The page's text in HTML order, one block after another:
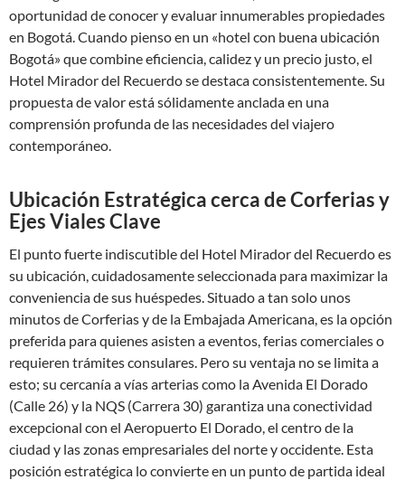
oportunidad de conocer y evaluar innumerables propiedades
en Bogotá. Cuando pienso en un «hotel con buena ubicación
Bogotá» que combine eficiencia, calidez y un precio justo, el
Hotel Mirador del Recuerdo se destaca consistentemente. Su
propuesta de valor está sólidamente anclada en una
comprensión profunda de las necesidades del viajero
contemporáneo.
Ubicación Estratégica cerca de Corferias y
Ejes Viales Clave
El punto fuerte indiscutible del Hotel Mirador del Recuerdo es
su ubicación, cuidadosamente seleccionada para maximizar la
conveniencia de sus huéspedes. Situado a tan solo unos
minutos de Corferias y de la Embajada Americana, es la opción
preferida para quienes asisten a eventos, ferias comerciales o
requieren trámites consulares. Pero su ventaja no se limita a
esto; su cercanía a vías arterias como la Avenida El Dorado
(Calle 26) y la NQS (Carrera 30) garantiza una conectividad
excepcional con el Aeropuerto El Dorado, el centro de la
ciudad y las zonas empresariales del norte y occidente. Esta
posición estratégica lo convierte en un punto de partida ideal